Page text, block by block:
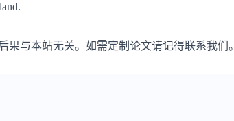
与本站无关。如需定制论文请记得联系我们。